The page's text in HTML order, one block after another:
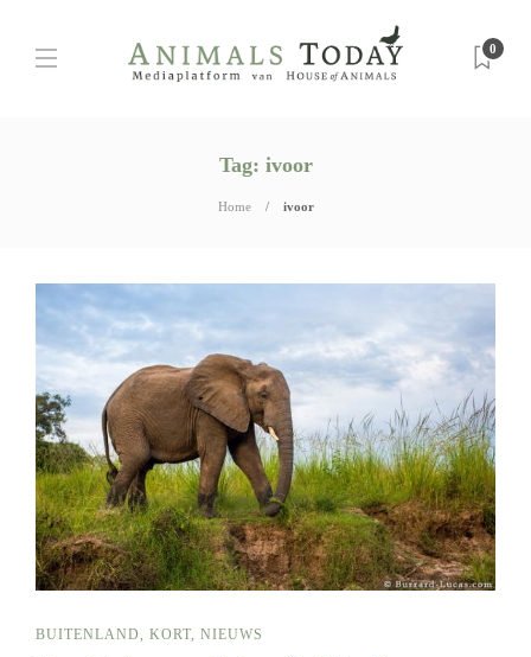
0
Tag: ivoor
Home ivoor
BUITENLAND, KORT, NIEUWS